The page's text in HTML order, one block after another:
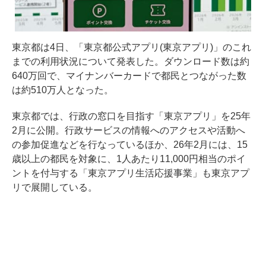
東京都は4日、「東京都公式アプリ(東京アプリ)」のこれ
までの利用状況について発表した。ダウンロード数は約
640万回で、マイナンバーカードで都民とつながった数
は約510万人となった。
東京都では、行政の窓口を目指す「東京アプリ」を25年
2月に公開。行政サービスの情報へのアクセスや活動へ
の参加促進などを行なっているほか、26年2月には、15
歳以上の都民を対象に、1人あたり11,000円相当のポイ
ントを付与する「東京アプリ生活応援事業」も東京アプ
リで展開している。